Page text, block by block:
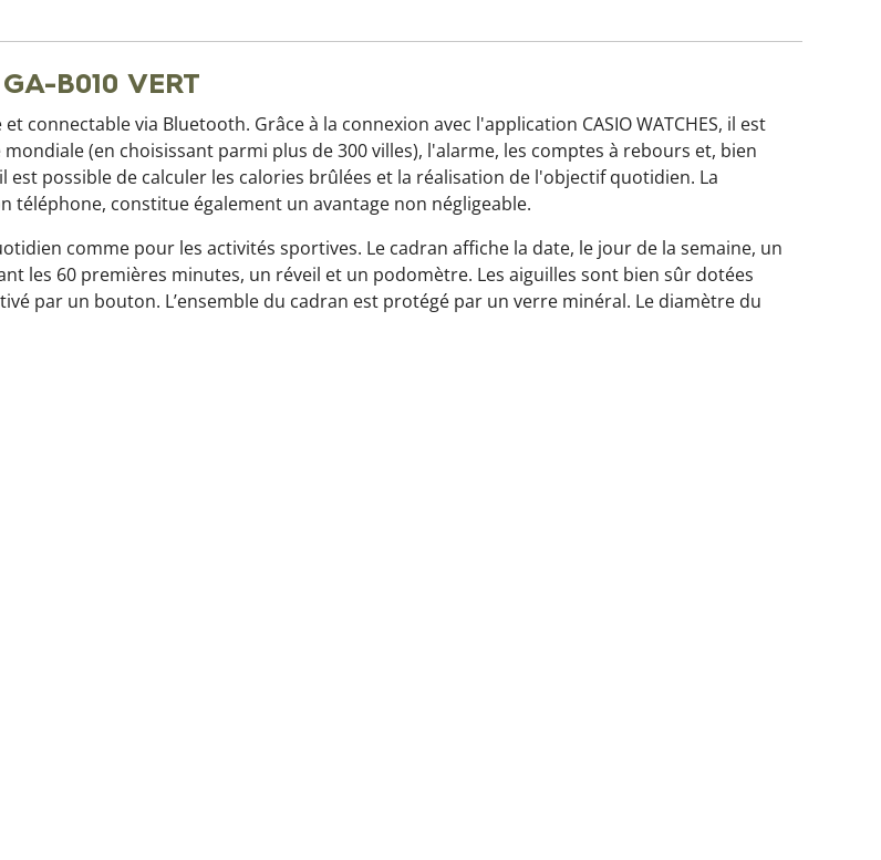
B010 VERT
connectable via Bluetooth. Grâce à la connexion avec l'application CASIO WATCHES, il est
(en choisissant parmi plus de 300 villes), l'alarme, les comptes à rebours et, bien
possible de calculer les calories brûlées et la réalisation de l'objectif quotidien. La
constitue également un avantage non négligeable.
comme pour les activités sportives. Le cadran affiche la date, le jour de la semaine, un
les 60 premières minutes, un réveil et un podomètre. Les aiguilles sont bien sûr dotées
par un bouton. L’ensemble du cadran est protégé par un verre minéral. Le diamètre du